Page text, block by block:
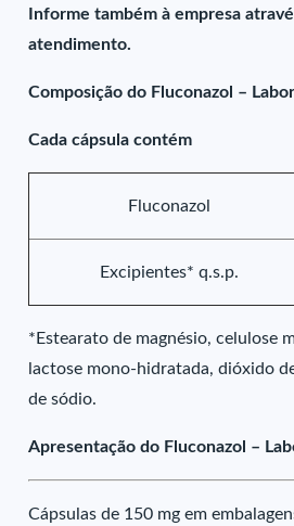
Informe também à empresa
atendimento.
Composição do Fluconazol –
Cada cápsula contém
Fluconazol
Excipientes* q.s.p.
*Estearato de magnésio, celulose
lactose mono-hidratada, dióxido
de sódio.
Apresentação do Fluconazol –
Cápsulas de 150 mg em